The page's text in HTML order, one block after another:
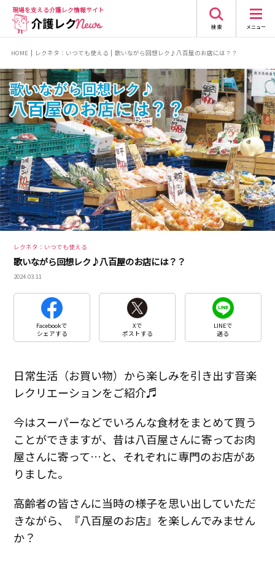
現場を支える介護レク情報サイト
検 索 メニュー
HOME レクネタ：いつでも使える 歌いながら回想レク♪八百屋のお店には？？
レクネタ：いつでも使える
歌いながら回想レク♪八百屋のお店には？？
2024.03.11
Facebookで
シェアする
Xで
ポストする
LINEで
送る
日常生活（お買い物）から楽しみを引き出す音楽
レクリエーションをご紹介♬
今はスーパーなどでいろんな食材をまとめて買う
ことができますが、昔は八百屋さんに寄ってお肉
屋さんに寄って…と、それぞれに専門のお店があ
りました。
高齢者の皆さんに当時の様子を思い出していただ
きながら、『八百屋のお店』を楽しんでみません
か？